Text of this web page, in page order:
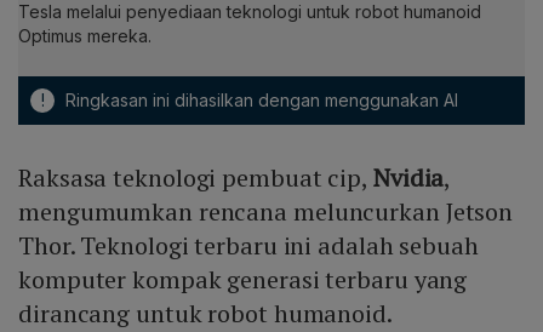
Tesla melalui penyediaan teknologi untuk robot humanoid
Optimus mereka.
! Ringkasan ini dihasilkan dengan menggunakan AI
Raksasa teknologi pembuat cip, Nvidia,
mengumumkan rencana meluncurkan Jetson
Thor. Teknologi terbaru ini adalah sebuah
komputer kompak generasi terbaru yang
dirancang untuk robot humanoid.